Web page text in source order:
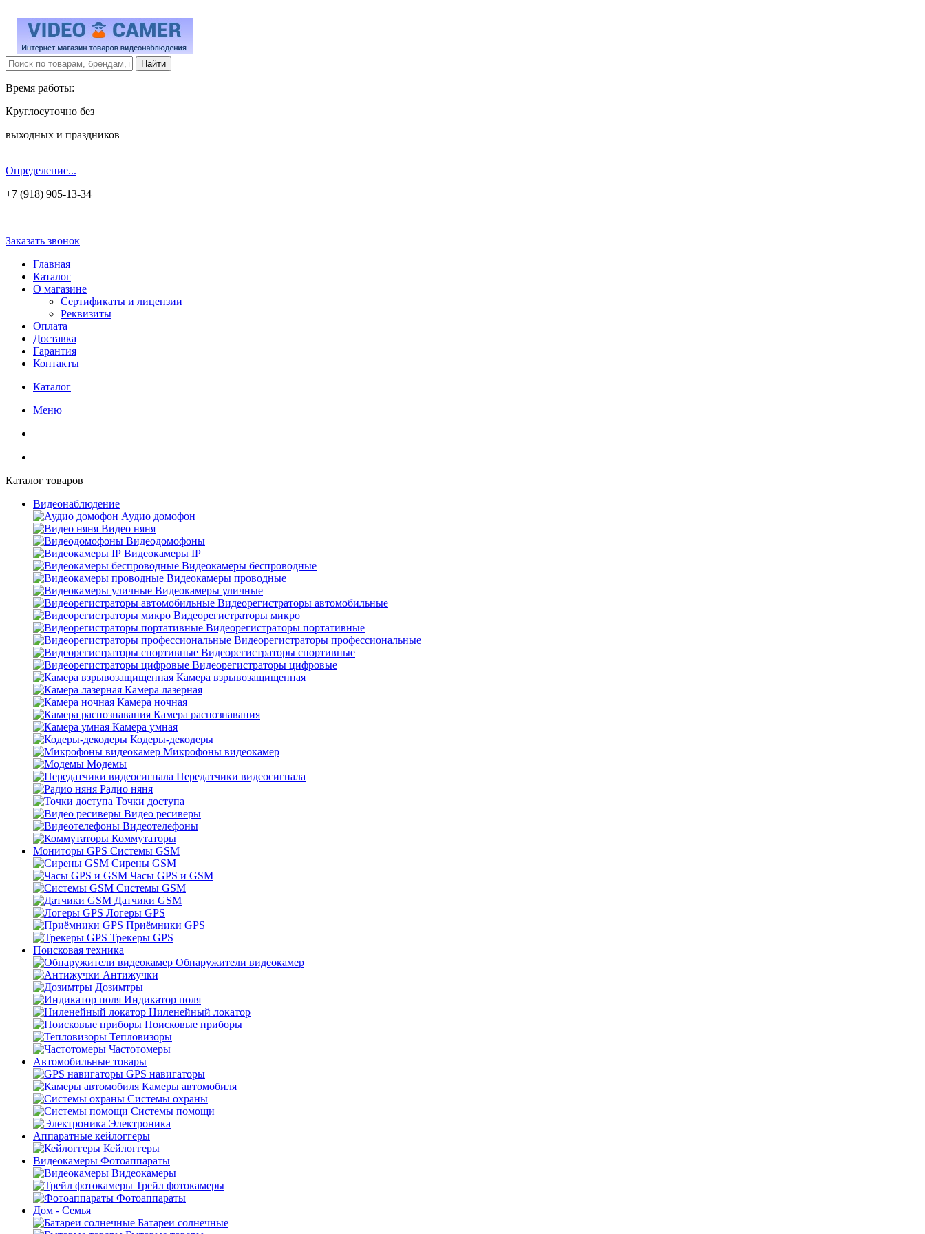
Время работы:
Круглосуточно без
выходных и праздников
Определение...
+7 (918) 905-13-34
Заказать звонок
Главная
Каталог
О магазине
Сертификаты и лицензии
Реквизиты
Оплата
Доставка
Гарантия
Контакты
Каталог
Меню
Каталог товаров
Видеонаблюдение
Аудио домофон
Видео няня
Видеодомофоны
Видеокамеры IP
Видеокамеры беспроводные
Видеокамеры проводные
Видеокамеры уличные
Видеорегистраторы автомобильные
Видеорегистраторы микро
Видеорегистраторы портативные
Видеорегистраторы профессиональные
Видеорегистраторы спортивные
Видеорегистраторы цифровые
Камера взрывозащищенная
Камера лазерная
Камера ночная
Камера распознавания
Камера умная
Кодеры-декодеры
Микрофоны видеокамер
Модемы
Передатчики видеосигнала
Радио няня
Точки доступа
Видео ресиверы
Видеотелефоны
Коммутаторы
Мониторы GPS Системы GSM
Сирены GSM
Часы GPS и GSM
Системы GSM
Датчики GSM
Логеры GPS
Приёмники GPS
Трекеры GPS
Поисковая техника
Обнаружители видеокамер
Антижучки
Дозимтры
Индикатор поля
Ниленейный локатор
Поисковые приборы
Тепловизоры
Частотомеры
Автомобильные товары
GPS навигаторы
Камеры автомобиля
Системы охраны
Системы помощи
Электроника
Аппаратные кейлоггеры
Кейлоггеры
Видеокамеры Фотоаппараты
Видеокамеры
Трейл фотокамеры
Фотоаппараты
Дом - Семья
Батареи солнечные